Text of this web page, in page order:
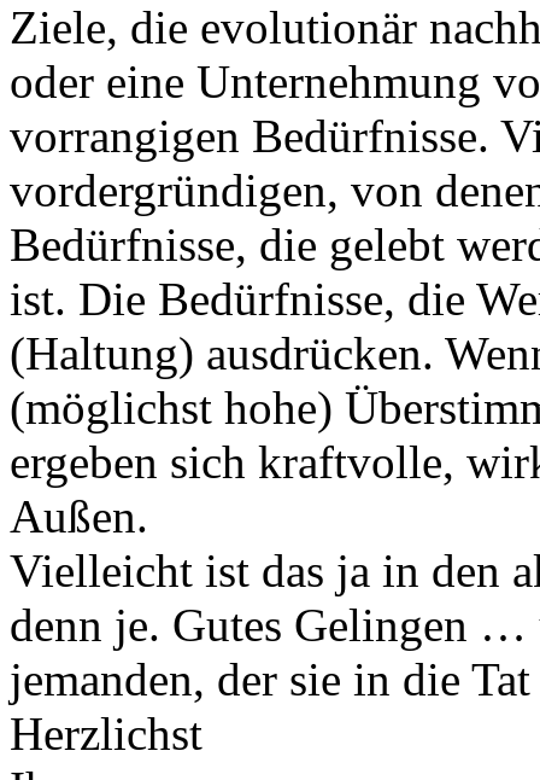
Ziele, die evolutionär
oder eine Unternehmung
vorrangigen Bedürfnisse.
vordergründigen, von
Bedürfnisse, die gelebt
ist. Die Bedürfnisse, die
(Haltung) ausdrücken.
(möglichst hohe)
ergeben sich kraftvolle,
Außen.
Vielleicht ist das ja in den
denn je. Gutes Gelingen …
jemanden, der sie in die
Herzlichst